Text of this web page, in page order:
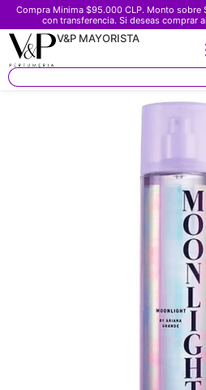
Compra Minima $95.000 CLP. Monto sobre
con transferencia. Si deseas comprar
V&P MAYORISTA